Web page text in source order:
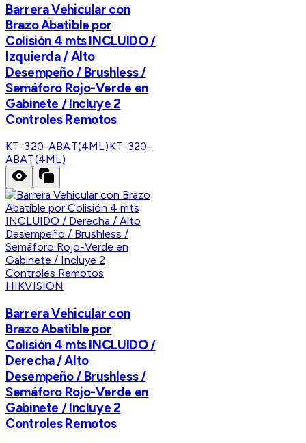
Barrera Vehicular con
Brazo Abatible por
Colisión 4 mts INCLUIDO /
Izquierda / Alto
Desempeño / Brushless /
Semáforo Rojo-Verde en
Gabinete / Incluye 2
Controles Remotos
KT-320-ABAT(4ML)KT-320-
ABAT(4ML)
HIKVISION
Barrera Vehicular con
Brazo Abatible por
Colisión 4 mts INCLUIDO /
Derecha / Alto
Desempeño / Brushless /
Semáforo Rojo-Verde en
Gabinete / Incluye 2
Controles Remotos